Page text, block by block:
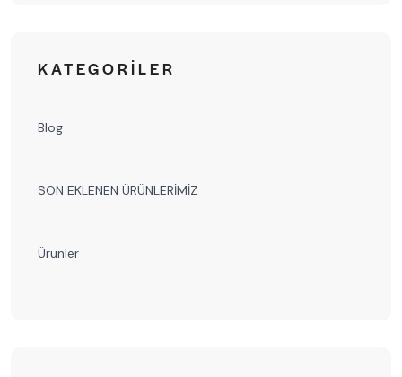
KATEGORILER
Blog
SON EKLENEN ÜRÜNLERİMİZ
Ürünler